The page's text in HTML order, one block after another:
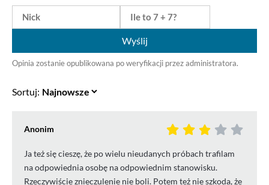
Wyślij
Opinia zostanie opublikowana po weryfikacji przez administratora.
Sortuj:
Anonim
Ja też się cieszę, że po wielu nieudanych próbach trafilam
na odpowiednia osobę na odpowiednim stanowisku.
Rzeczywiście znieczulenie nie boli. Potem też nie szkoda, że